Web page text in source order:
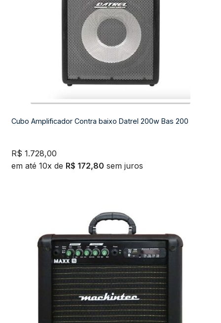
Cubo Amplificador Contra baixo Datrel 200w Bas 200
R$ 1.728,00
em até 10x de R$ 172,80 sem juros